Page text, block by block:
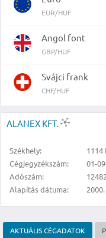
EUR/HUF
Angol font
GBP/HUF
Svájci frank
CHF/HUF
ALANEX KFT.
Székhely:
1114
Cégjegyzékszám:
01-
Adószám:
Alapítás dátuma:
AKTUÁLIS CÉGADATOK